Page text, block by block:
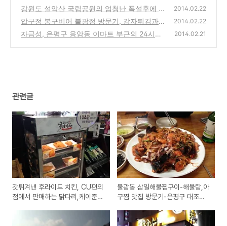
방문기-은평구 대조불광시장 내의 추천 음식
점
(2)
강원도 설악산 국립공원의 엄청난 폭설후에 쌓
인 눈과 절경의 모습들
(0)
2014.02.22
압구정 봉구비어 불광점 방문기, 감자튀김과
수제 크림맥주의 저렴한 술집의 메뉴와 가격
2014.02.22
자금성, 은평구 응암동 이마트 부근의 24시간
2014.02.21
관련글
갓튀겨낸 후라이드 치킨, CU편의
점에서 판매하는 닭다리,케이준
불광동 삼일해물찜구이-해물탕,아
구찜 맛집 방문기-은평구 대조불